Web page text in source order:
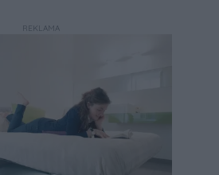
REKLAMA